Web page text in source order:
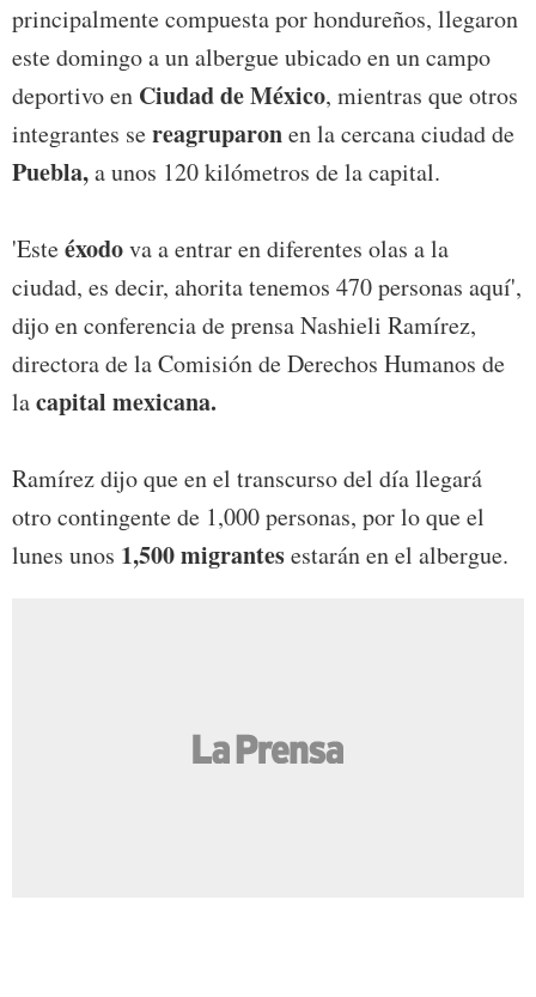
principalmente compuesta por hondureños, llegaron
este domingo a un albergue ubicado en un campo
deportivo en Ciudad de México, mientras que otros
integrantes sereagruparonen la cercana ciudad de
Puebla,a unos 120 kilómetros de la capital.
'Esteéxodova a entrar en diferentes olas a la
ciudad, es decir, ahorita tenemos 470 personas aquí',
dijo en conferencia de prensa Nashieli Ramírez,
directora de la Comisión de Derechos Humanos de
lacapital mexicana.
Ramírez dijo que en el transcurso del día llegará
otro contingente de 1,000 personas, por lo que el
lunes unos 1,500 migrantesestarán en el albergue.